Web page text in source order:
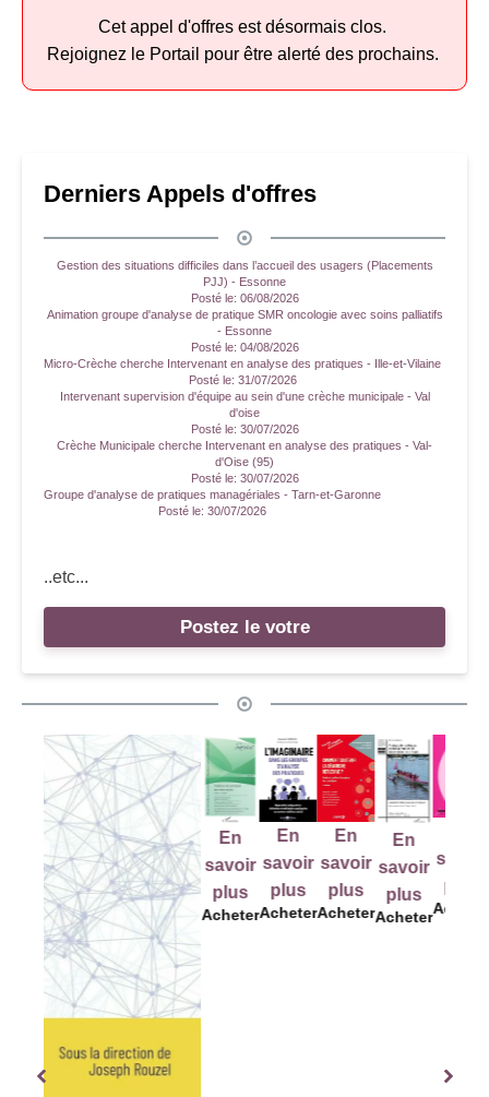
Cet appel d'offres est désormais clos.
Rejoignez le Portail pour être alerté des prochains.
Derniers Appels d'offres
Gestion des situations difficiles dans l’accueil des usagers (Placements
PJJ) - Essonne
Posté le: 06/08/2026
Animation groupe d'analyse de pratique SMR oncologie avec soins palliatifs
- Essonne
Posté le: 04/08/2026
Micro-Crèche cherche Intervenant en analyse des pratiques - Ille-et-Vilaine
Posté le: 31/07/2026
Intervenant supervision d'équipe au sein d'une crèche municipale - Val
d'oise
Posté le: 30/07/2026
Crèche Municipale cherche Intervenant en analyse des pratiques - Val-
d'Oise (95)
Posté le: 30/07/2026
Groupe d'analyse de pratiques managériales - Tarn-et-Garonne
Posté le: 30/07/2026
..etc...
Postez le votre
En
savoir
plus
Acheter
En
savoir
plus
Acheter
En
savoir
plus
Acheter
En
savoir
plus
Acheter
savoir
Acheter